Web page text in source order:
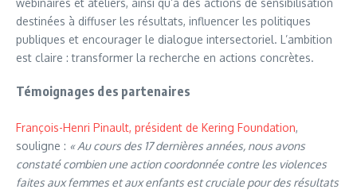
webinaires et ateliers, ainsi qu’à des actions de sensibilisation
destinées à diffuser les résultats, influencer les politiques
publiques et encourager le dialogue intersectoriel. L’ambition
est claire : transformer la recherche en actions concrètes.
Témoignages des partenaires
François-Henri Pinault, président de Kering Foundation,
souligne : « Au cours des 17 dernières années, nous avons
constaté combien une action coordonnée contre les violences
faites aux femmes et aux enfants est cruciale pour des résultats